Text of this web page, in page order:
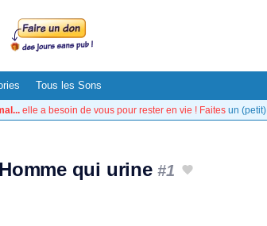
Tous les Sons
elle a besoin de vous pour rester en vie ! Faites un (petit)
Homme qui urine#1